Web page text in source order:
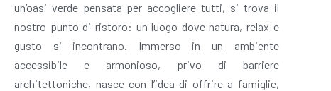
un’oasi verde pensata per accogliere tutti, si trova il
nostro punto di ristoro: un luogo dove natura, relax e
gusto si incontrano. Immerso in un ambiente
accessibile e armonioso, privo di barriere
architettoniche, nasce con l’idea di offrire a famiglie,